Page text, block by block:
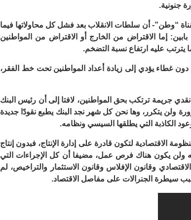
جنونية.
“وطن”- أن سلطات الانقلاب بعد فشل كل محاولاتها فيما
إما الاقتراض من الخارج أو الاقتراض من المواطنين
يترتب عليه ارتفاع نسبة التضخم.
غطاء يؤدي إلى زيادة أعداد المواطنين تحت خط الفقر،
جريمة ترتكب بحق المواطنين، لافتا إلى أن رئيس البنك
ولن يتكرر، وها نحن كل شهر نجد البنك يطبع نقودًا جديدة
الكاذبة التي يطلقها السيسي ونظامه.
الاقتصادية لتكون قادرة على إدارة الإنتاج، فبدون إنتاج
ولن يكون هناك فرص عمل، مضيفا أن كل الإجراءات التي
وقانون الإفلاس وقانون الاستثمار والتراخيص، لم
سيطرة الجنرالات على مفاصل الاقتصاد.